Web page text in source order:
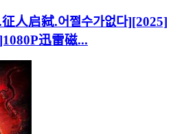
人启弑.어쩔수가없다][2025]
迅雷磁...